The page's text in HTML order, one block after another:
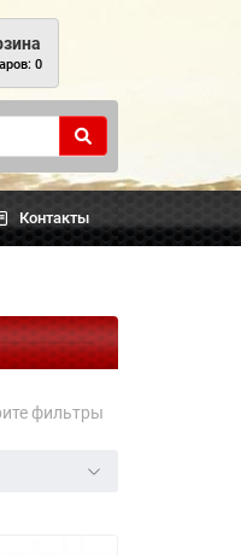
0
Контакты
фильтры